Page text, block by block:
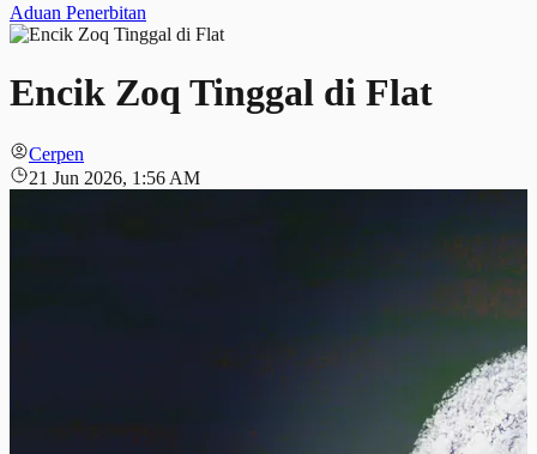
Aduan Penerbitan
Encik Zoq Tinggal di Flat
Cerpen
21 Jun 2026, 1:56 AM